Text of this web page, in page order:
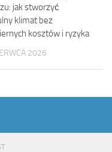
jak stworzyć
klimat bez
kosztów i ryzyka
2026